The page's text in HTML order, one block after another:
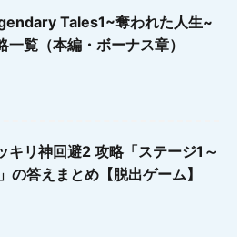
Tales1~奪われた人生~
一覧（本編・ボーナス章）
キリ神回避2 攻略「ステージ1～
の答えまとめ【脱出ゲーム】